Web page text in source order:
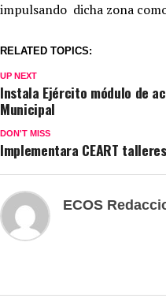
impulsando dicha zona
RELATED TOPICS:
UP NEXT
Instala Ejército módulo de
Municipal
DON'T MISS
Implementara CEART
ECOS